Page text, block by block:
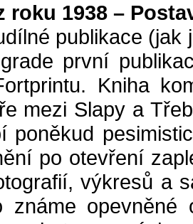
roku 1938 –
publikace
první
Kniha
mezi Slapy a
poněkud
po otevření
výkresů a
známe opevněné